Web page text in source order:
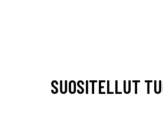
SUOSITELLUT